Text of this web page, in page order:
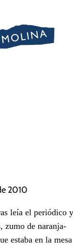
2010
leía el periódico y
zumo de naranja-
estaba en la mesa